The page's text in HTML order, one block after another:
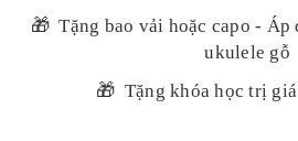
🎁Tặng bao vải hoặc capo - Áp
ukulele gỗ
🎁 Tặng khóa học trị